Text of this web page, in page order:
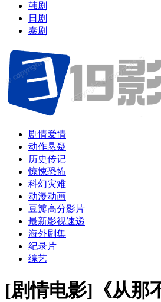
韩剧
日剧
泰剧
剧情爱情
动作悬疑
历史传记
惊悚恐怖
科幻灾难
动漫动画
豆瓣高分影片
最新影视速递
海外剧集
纪录片
综艺
[剧情电影]《从那